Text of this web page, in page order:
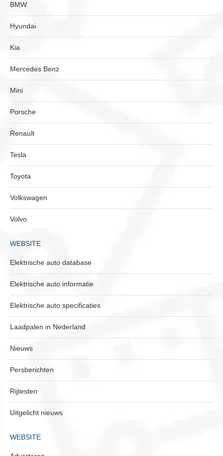
BMW
Hyundai
Kia
Mercedes Benz
Mini
Porsche
Renault
Tesla
Toyota
Volkswagen
Volvo
WEBSITE
Elektrische auto database
Elektrische auto informatie
Elektrische auto specificaties
Laadpalen in Nederland
Nieuws
Persberichten
Rijtesten
Uitgelicht nieuws
WEBSITE